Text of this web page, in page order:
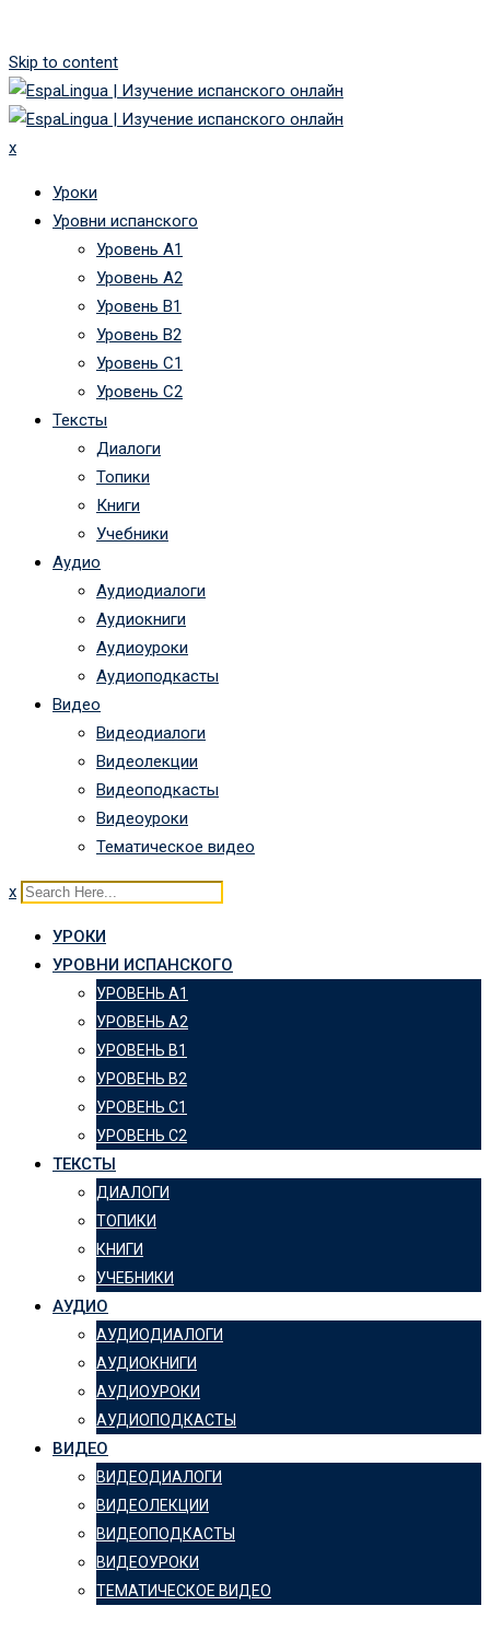
Skip to content
x
Уроки
Уровни испанского
Уровень А1
Уровень А2
Уровень B1
Уровень B2
Уровень C1
Уровень C2
Тексты
Диалоги
Топики
Книги
Учебники
Аудио
Аудиодиалоги
Аудиокниги
Аудиоуроки
Аудиоподкасты
Видео
Видеодиалоги
Видеолекции
Видеоподкасты
Видеоуроки
Тематическое видео
x
УРОКИ
УРОВНИ ИСПАНСКОГО
УРОВЕНЬ А1
УРОВЕНЬ А2
УРОВЕНЬ B1
УРОВЕНЬ B2
УРОВЕНЬ C1
УРОВЕНЬ C2
ТЕКСТЫ
ДИАЛОГИ
ТОПИКИ
КНИГИ
УЧЕБНИКИ
АУДИО
АУДИОДИАЛОГИ
АУДИОКНИГИ
АУДИОУРОКИ
АУДИОПОДКАСТЫ
ВИДЕО
ВИДЕОДИАЛОГИ
ВИДЕОЛЕКЦИИ
ВИДЕОПОДКАСТЫ
ВИДЕОУРОКИ
ТЕМАТИЧЕСКОЕ ВИДЕО